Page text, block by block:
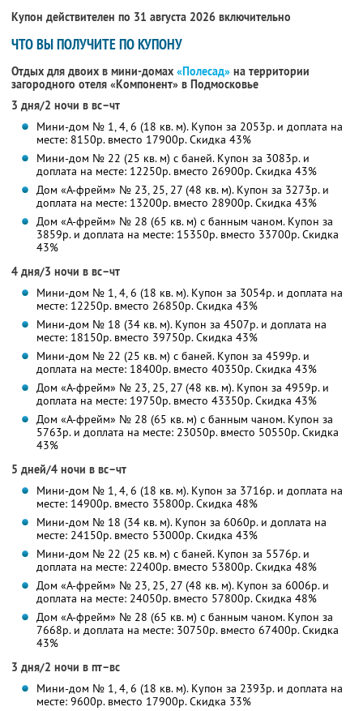
Купон действителен по 31 августа 2026 включительно
ЧТО ВЫ ПОЛУЧИТЕ ПО КУПОНУ
Отдых для двоих в мини-домах «Полесад» на территории
загородного отеля «Компонент» в Подмосковье
3 дня/2 ночи в вс–чт
Мини-дом № 1, 4, 6 (18 кв. м). Купон за 2053р. и доплата на
месте: 8150р. вместо 17900р. Скидка 43%
Мини-дом № 22 (25 кв. м) с баней. Купон за 3083р. и
доплата на месте: 12250р. вместо 26900р. Скидка 43%
Дом «А-фрейм» № 23, 25, 27 (48 кв. м). Купон за 3273р. и
доплата на месте: 13200р. вместо 28900р. Скидка 43%
Дом «А-фрейм» № 28 (65 кв. м) с банным чаном. Купон за
3859р. и доплата на месте: 15350р. вместо 33700р. Скидка
43%
4 дня/3 ночи в вс–чт
Мини-дом № 1, 4, 6 (18 кв. м). Купон за 3054р. и доплата на
месте: 12250р. вместо 26850р. Скидка 43%
Мини-дом № 18 (34 кв. м). Купон за 4507р. и доплата на
месте: 18150р. вместо 39750р. Скидка 43%
Мини-дом № 22 (25 кв. м) с баней. Купон за 4599р. и
доплата на месте: 18400р. вместо 40350р. Скидка 43%
Дом «А-фрейм» № 23, 25, 27 (48 кв. м). Купон за 4959р. и
доплата на месте: 19750р. вместо 43350р. Скидка 43%
Дом «А-фрейм» № 28 (65 кв. м) с банным чаном. Купон за
5763р. и доплата на месте: 23050р. вместо 50550р. Скидка
43%
5 дней/4 ночи в вс–чт
Мини-дом № 1, 4, 6 (18 кв. м). Купон за 3716р. и доплата на
месте: 14900р. вместо 35800р. Скидка 48%
Мини-дом № 18 (34 кв. м). Купон за 6060р. и доплата на
месте: 24150р. вместо 53000р. Скидка 43%
Мини-дом № 22 (25 кв. м) с баней. Купон за 5576р. и
доплата на месте: 22400р. вместо 53800р. Скидка 48%
Дом «А-фрейм» № 23, 25, 27 (48 кв. м). Купон за 6006р. и
доплата на месте: 24050р. вместо 57800р. Скидка 48%
Дом «А-фрейм» № 28 (65 кв. м) с банным чаном. Купон за
7668р. и доплата на месте: 30750р. вместо 67400р. Скидка
43%
3 дня/2 ночи в пт–вс
Мини-дом № 1, 4, 6 (18 кв. м). Купон за 2393р. и доплата на
месте: 9600р. вместо 17900р. Скидка 33%